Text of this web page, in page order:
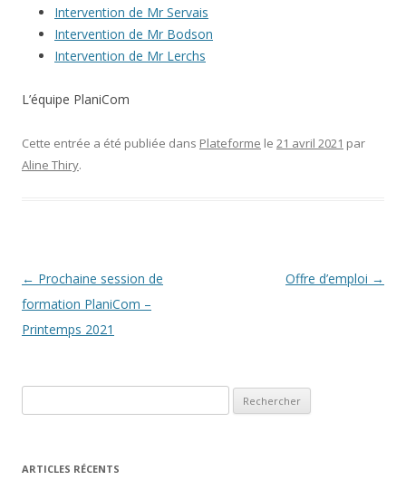
Intervention de Mr Servais
Intervention de Mr Bodson
Intervention de Mr Lerchs
L’équipe PlaniCom
Cette entrée a été publiée dans Plateforme le 21 avril 2021 par
Aline Thiry.
Navigation
des
articles
← Prochaine session de
formation PlaniCom –
Printemps 2021
Offre d’emploi →
ARTICLES RÉCENTS